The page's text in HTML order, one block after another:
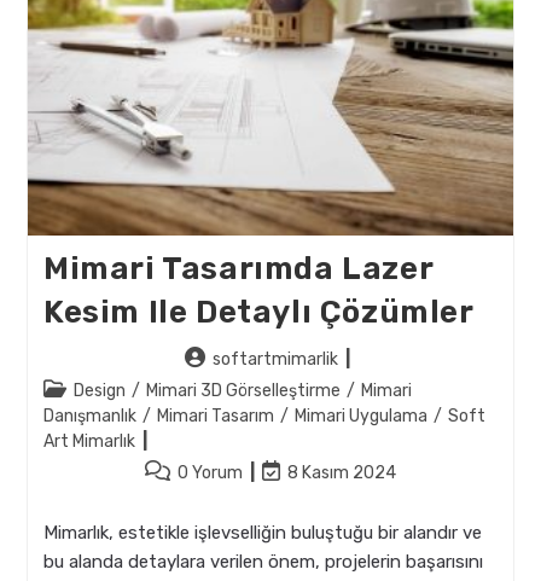
Mimari Tasarımda Lazer
Kesim Ile Detaylı Çözümler
Post
author:
softartmimarlik
Post
category:
Design / Mimari 3D Görselleştirme / Mimari
Danışmanlık / Mimari Tasarım / Mimari Uygulama / Soft
Art Mimarlık
Post0 Yorum
Post
modified:
8 Kasım 2024
Mimarlık, estetikle işlevselliğin buluştuğu bir alandır ve
bu alanda detaylara verilen önem, projelerin başarısını